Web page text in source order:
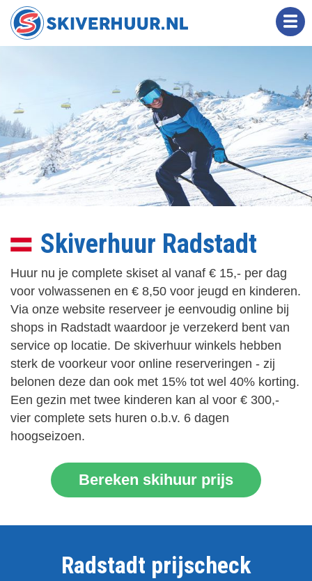
Overslaan
en
naar
Skiverhuur Radstadt
Huur nu je complete skiset al vanaf € 15,- per dag
voor volwassenen en € 8,50 voor jeugd en kinderen.
Via onze website reserveer je eenvoudig online bij
shops in Radstadt waardoor je verzekerd bent van
service op locatie. De skiverhuur winkels hebben
sterk de voorkeur voor online reserveringen - zij
belonen deze dan ook met 15% tot wel 40% korting.
Een gezin met twee kinderen kan al voor € 300,-
vier complete sets huren o.b.v. 6 dagen
hoogseizoen.
Bereken skihuur prijs
Radstadt prijscheck